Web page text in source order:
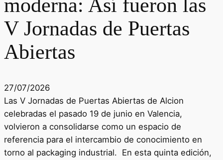
moderna: Así fueron las
V Jornadas de Puertas
Abiertas
27/07/2026
Las V Jornadas de Puertas Abiertas de Alcion
celebradas el pasado 19 de junio en Valencia,
volvieron a consolidarse como un espacio de
referencia para el intercambio de conocimiento en
torno al packaging industrial. En esta quinta edición,